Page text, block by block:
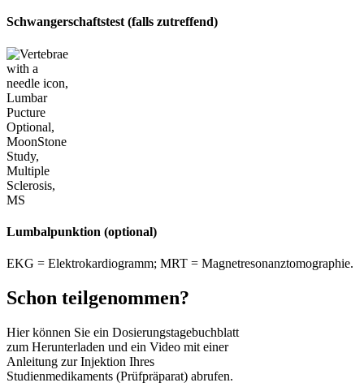
Schwangerschaftstest (falls zutreffend)
Lumbalpunktion (optional)
EKG = Elektrokardiogramm; MRT = Magnetresonanztomographie.
Schon teilgenommen?
Hier können Sie ein Dosierungstagebuchblatt
zum Herunterladen und ein Video mit einer
Anleitung zur Injektion Ihres
Studienmedikaments (Prüfpräparat) abrufen.